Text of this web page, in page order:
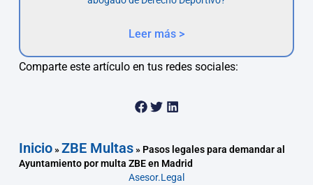
Leer más >
Comparte este artículo en tus redes sociales:
Inicio»ZBE Multas» Pasos legales para demandar al
Ayuntamiento por multa ZBE en Madrid
Asesor.Legal